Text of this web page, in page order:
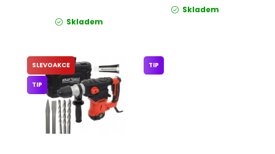
Skladem
Skladem
SLEVOAKCE
TIP
TIP